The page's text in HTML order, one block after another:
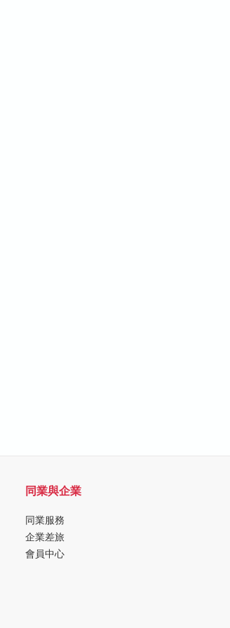
同業與企業
同業服務
企業差旅
會員中心